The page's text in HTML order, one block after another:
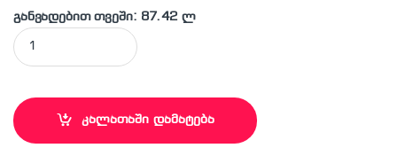
განვადებით თვეში: 87.42 ლ
ჩასაშენებელი ღუმელი BEKO BIR 26300 XCS Superia
კალათაში დამატება